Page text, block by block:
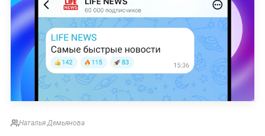
Наталья Демьянова